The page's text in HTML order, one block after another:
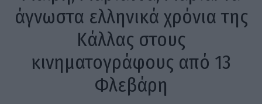
άγνωστα ελληνικά χρόνια της
Κάλλας στους
κινηματογράφους από 13
Φλεβάρη